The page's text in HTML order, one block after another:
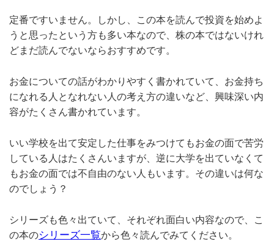
定番ですいません。しかし、この本を読んで投資を始めよ
うと思ったという方も多い本なので、株の本ではないけれ
どまだ読んでないならおすすめです。
お金についての話がわかりやすく書かれていて、お金持ち
になれる人となれない人の考え方の違いなど、興味深い内
容がたくさん書かれています。
いい学校を出て安定した仕事をみつけてもお金の面で苦労
している人はたくさんいますが、逆に大学を出ていなくて
もお金の面では不自由のない人もいます。その違いは何な
のでしょう？
シリーズも色々出ていて、それぞれ面白い内容なので、こ
の本のシリーズ一覧から色々読んでみてください。